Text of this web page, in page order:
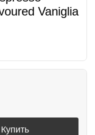
Vaniglia
Купить